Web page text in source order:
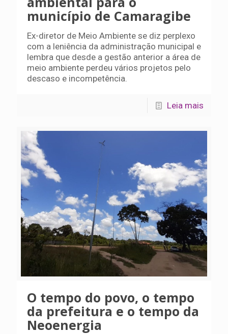
município de Camaragibe
Ex-diretor de Meio Ambiente se diz perplexo
com a leniência da administração municipal e
lembra que desde a gestão anterior a área de
meio ambiente perdeu vários projetos pelo
descaso e incompetência.
Leia mais
O tempo do povo, o tempo
da prefeitura e o tempo da
Neoenergia